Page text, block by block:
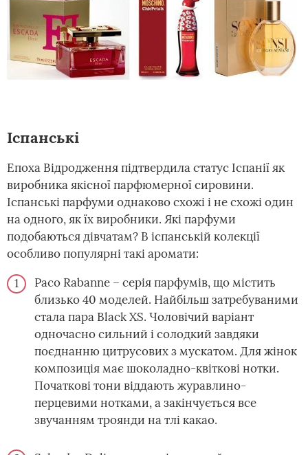
Іспанські
Епоха Відродження підтвердила статус Іспанії як
виробника якісної парфюмерної сировини.
Іспанські парфуми однаково схожі і не схожі один
на одного, як їх виробники. Які парфуми
подобаються дівчатам? В іспанській колекції
особливо популярні такі аромати:
Paco Rabanne – серія парфумів, що містить
близько 40 моделей. Найбільш затребуваними
стала пара Black XS. Чоловічий варіант
одночасно сильний і солодкий завдяки
поєднанню цитрусових з мускатом. Для жінок
композиція має шоколадно-квіткові нотки.
Початкові тони віддають журавлино-
перцевими нотками, а закінчується все
звучанням троянди на тлі какао.